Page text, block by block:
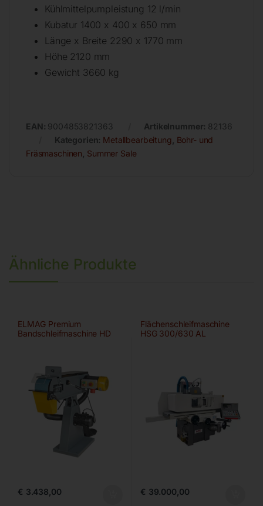
Kühlmittelpumpleistung 12 l/min
Kubatur 1400 x 400 x 650 mm
Länge x Breite 2290 x 1770 mm
Höhe 2120 mm
Gewicht 3660 kg
EAN: 9004853821363 Artikelnummer: 82136
Kategorien: Metallbearbeitung Bohr- und
Fräsmaschinen Summer Sale
Ähnliche Produkte
ELMAG Premium
Bandschleifmaschine HD
€ 3.438,00
Flächenschleifmaschine
HSG 300/630 AL
€ 39.000,00